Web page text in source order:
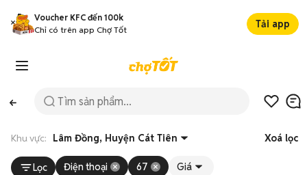
Voucher KFC đến 100k
Chỉ có trên app Chợ Tốt
Tải app
Khu vực: Lâm Đồng, Huyện Cát Tiên Xoá lọc
Lọc Điện thoại 67 Giá